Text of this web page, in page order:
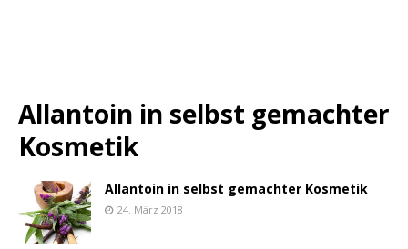
Allantoin in selbst gemachter
Kosmetik
Allantoin in selbst gemachter Kosmetik
24. März 2018